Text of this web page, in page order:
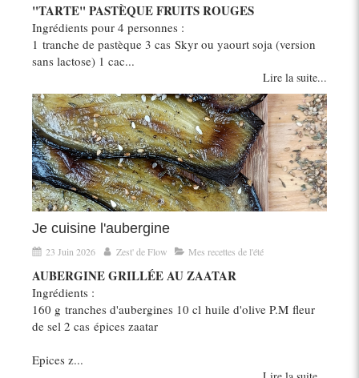
"TARTE" PASTÈQUE FRUITS ROUGES
Ingrédients pour 4 personnes :
1 tranche de pastèque 3 cas Skyr ou yaourt soja (version
sans lactose) 1 cac...
Lire la suite...
Je cuisine l'aubergine
23 Juin 2026 Zest' de Flow Mes recettes de l'été
AUBERGINE GRILLÉE AU ZAATAR
Ingrédients :
160 g tranches d'aubergines 10 cl huile d'olive P.M fleur
de sel 2 cas épices zaatar
Epices z...